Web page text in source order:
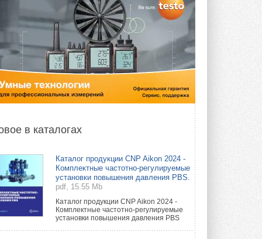
в каталогах
Каталог продукции CNP Aikon 2024 -
Комплектные частотно-регулируемые
установки повышения давления PBS.
pdf, 15.55 Mb
Каталог продукции CNP Aikon 2024 -
Комплектные частотно-регулируемые
установки повышения давления PBS